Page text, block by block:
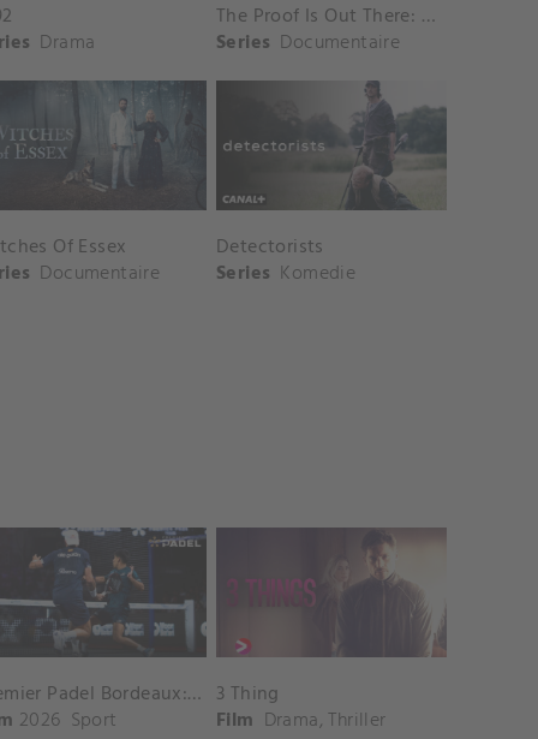
Drama
The Proof Is Out There: Military Mysteries
Series Documentaire
Of Essex
Documentaire
Detectorists
Series Komedie
Premier Padel Bordeaux: Highlights Vrouwenfinale
2026 Sport
3 Thing
Film Drama,Thriller